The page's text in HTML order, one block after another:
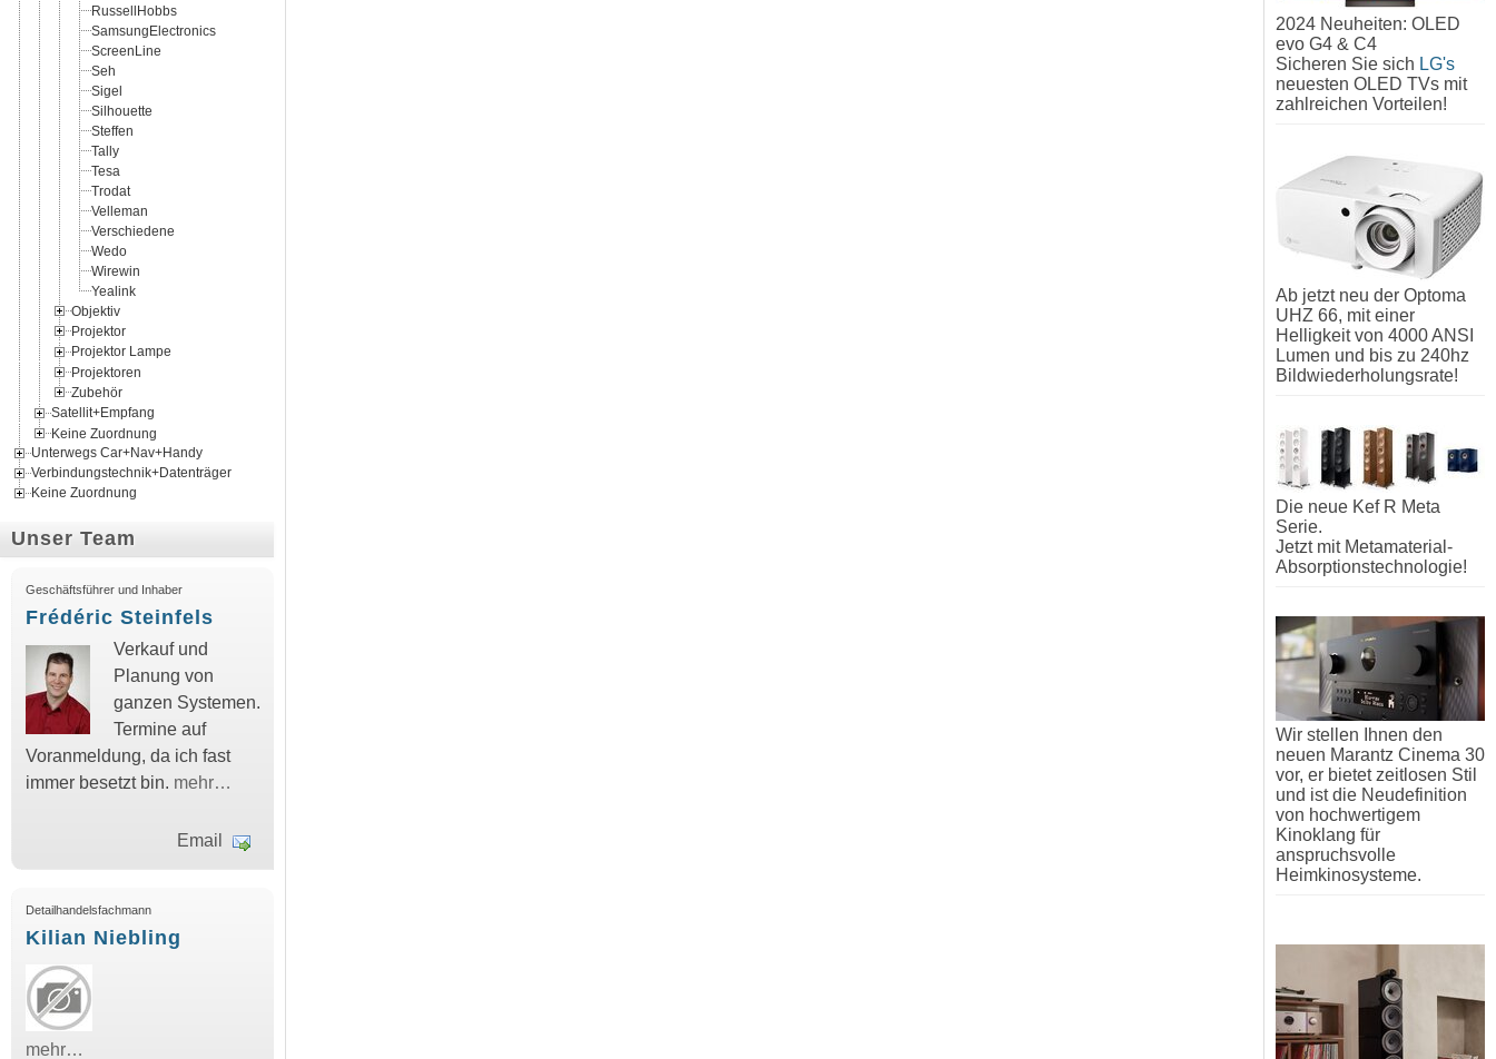
RussellHobbs
SamsungElectronics
ScreenLine
Seh
Sigel
Silhouette
Steffen
Tally
Tesa
Trodat
Velleman
Verschiedene
Wedo
Wirewin
Yealink
Objektiv
Projektor
Projektor Lampe
Projektoren
Zubehör
Satellit+Empfang
Keine Zuordnung
Unterwegs Car+Nav+Handy
Verbindungstechnik+Datenträger
Keine Zuordnung
Unser Team
Geschäftsführer und Inhaber
Frédéric Steinfels
Verkauf und
Planung von
ganzen Systemen.
Termine auf
Voranmeldung, da ich fast
immer besetzt bin. mehr…
Email
Detailhandelsfachmann
Kilian Niebling
mehr…
2024 Neuheiten: OLED
evo G4 & C4
Sicheren Sie sich LG's
neuesten OLED TVs mit
zahlreichen Vorteilen!
Ab jetzt neu der Optoma
UHZ 66, mit einer
Helligkeit von 4000 ANSI
Lumen und bis zu 240hz
Bildwiederholungsrate!
Die neue Kef R Meta
Serie.
Jetzt mit Metamaterial-
Absorptionstechnologie!
Wir stellen Ihnen den
neuen Marantz Cinema 30
vor, er bietet zeitlosen Stil
und ist die Neudefinition
von hochwertigem
Kinoklang für
anspruchsvolle
Heimkinosysteme.